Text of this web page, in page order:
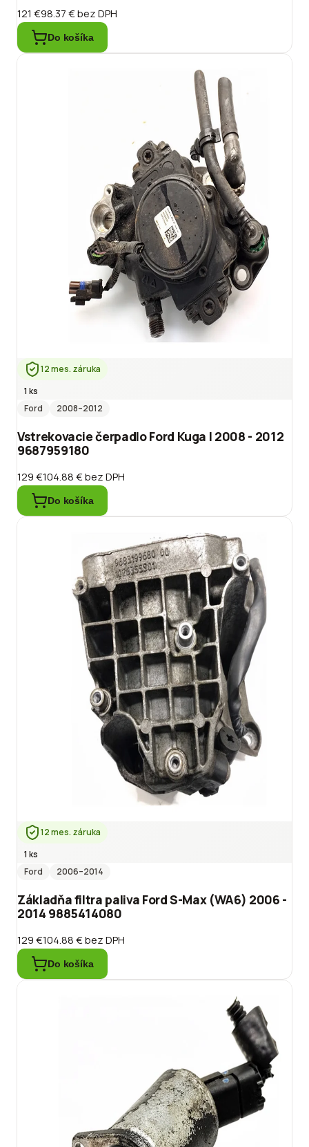
121 €98.37 €bez DPH
Do košíka
12 mes. záruka
1 ks
Ford
2008–2012
Vstrekovacie čerpadlo Ford Kuga I 2008 - 2012
9687959180
129 €104.88 €bez DPH
Do košíka
12 mes. záruka
1 ks
Ford
2006–2014
Základňa filtra paliva Ford S-Max (WA6) 2006 -
2014 9885414080
129 €104.88 €bez DPH
Do košíka